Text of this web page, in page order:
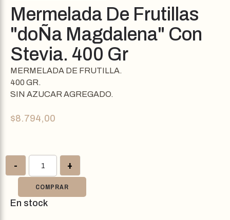
Mermelada De Frutillas
"doÑa Magdalena" Con
Stevia. 400 Gr
MERMELADA DE FRUTILLA.
400 GR.
SIN AZUCAR AGREGADO.
$8.794,00
- +
COMPRAR
En stock